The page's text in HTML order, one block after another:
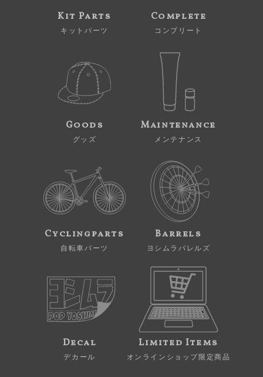
Kit Parts
キットパーツ
Complete
コンプリート
Goods
グッズ
Maintenance
メンテナンス
Cyclingparts
自転車パーツ
Barrels
ヨシムラバレルズ
Decal
デカール
Limited Items
オンラインショップ限定商品